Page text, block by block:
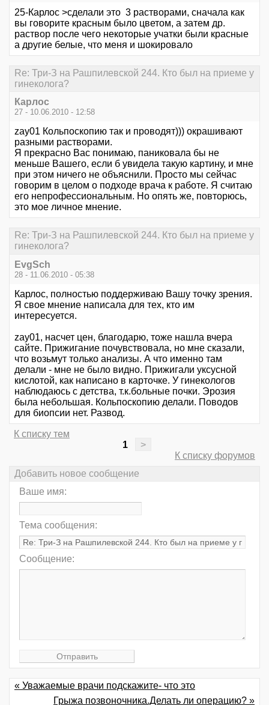
25-Карлос >сделали это 3 растворами, сначала как
вы говорите красным было цветом, а затем др.
раствор после чего некоторые учатки были красные
а другие белые, что меня и шокировало
Re: Три-З на Рашпилевской 244. Кто был на приеме у
гинеколога?
Карлос
27 - 10.06.2010 - 12:58
zay01 Кольпоскопию так и проводят))) окрашивают
разными растворами.
Я прекрасно Вас понимаю, паниковала бы не
меньше Вашего, если б увидела такую картину, и мне
при этом ничего не объяснили. Просто мы сейчас
говорим в целом о подходе врача к работе. Я считаю
его непрофессиональным. Но опять же, повторюсь,
это мое личное мнение.
Re: Три-З на Рашпилевской 244. Кто был на приеме у
гинеколога?
EvgSch
28 - 11.06.2010 - 05:38
Карлос, полностью поддерживаю Вашу точку зрения.
Я свое мнение написала для тех, кто им
интересуется.
zay01, насчет цен, благодарю, тоже нашла вчера
сайте. Прижигание почувствовала, но мне сказали,
что возьмут только анализы. А что именно там
делали - мне не было видно. Прижигали уксусной
кислотой, как написано в карточке. У гинекологов
наблюдаюсь с детства, т.к.больные почки. Эрозия
была небольшая. Кольпоскопию делали. Поводов
для биопсии нет. Развод.
К списку тем
1
>
К списку форумов
Добавить новое сообщение
Ваше имя:
Тема сообщения:
Сообщение:
« Уважаемые врачи подскажите- что это
Грыжа позвоночника.Делать ли операцию? »